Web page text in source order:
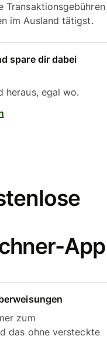
Transaktionsgebühren
im Ausland tätigst.
spare dir dabei
heraus, egal wo.
App
zum
das ohne versteckte